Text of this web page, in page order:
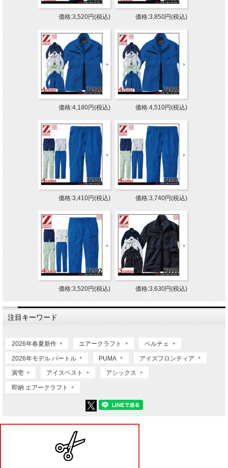
価格:3,520円(税込) 価格:3,850円(税込)
価格:4,180円(税込) 価格:4,510円(税込)
価格:3,410円(税込) 価格:3,740円(税込)
価格:3,520円(税込) 価格:3,630円(税込)
注目キーワード
2026年春夏新作 エアークラフト ペルチェ
2026年モデル バートル PUMA アイズフロンティア
寅壱 アイスベスト アシックス
即納 エアークラフト